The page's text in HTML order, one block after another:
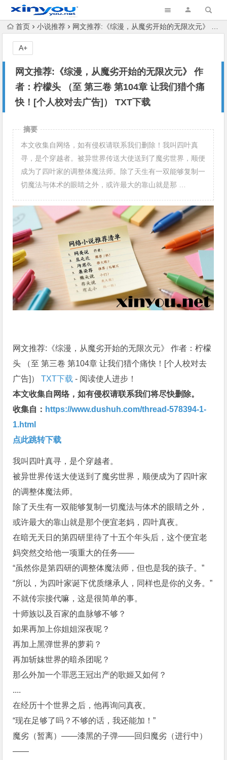
首页 小说推荐 网文推荐:《综漫，从魔劣开始的无限次元》 作者：柠檬头 （至 第三卷 第104章 让我们猎个痛快！[个人校对去广告]） TXT下载
网文推荐:《综漫，从魔劣开始的无限次元》 作
者：柠檬头 （至 第三卷 第104章 让我们猎个痛
快！[个人校对去广告]） TXT下载
A+
摘要
本文收集自网络，如有侵权请联系我们删除！我叫四叶真
寻，是个穿越者。被异世界传送大使送到了魔劣世界，顺便
成为了四叶家的调整体魔法师。除了天生有一双能够复制一
切魔法与体术的眼睛之外，或许最大的靠山就是那 …
网文推荐:《综漫，从魔劣开始的无限次元》 作者：柠檬
头 （至 第三卷 第104章 让我们猎个痛快！[个人校对去
广告]）TXT下载 - 阅读使人进步！
本文收集自网络，如有侵权请联系我们将尽快删除。
收集自： https://www.dushuh.com/thread-578394-1-
1.html
点此跳转下载
我叫四叶真寻，是个穿越者。
被异世界传送大使送到了魔劣世界，顺便成为了四叶家
的调整体魔法师。
除了天生有一双能够复制一切魔法与体术的眼睛之外，
或许最大的靠山就是那个便宜老妈，四叶真夜。
在暗无天日的第四研里待了十五个年头后，这个便宜老
妈突然交给他一项重大的任务——
“虽然你是第四研的调整体魔法师，但也是我的孩子。”
“所以，为四叶家诞下优质继承人，同样也是你的义务。”
不就传宗接代嘛，这是很简单的事。
十师族以及百家的血脉够不够？
如果再加上你姐姐深夜呢？
再加上黑弹世界的萝莉？
再加斩妹世界的暗杀团呢？
那么外加一个罪恶王冠出产的歌姬又如何？
....
在经历十个世界之后，他再询问真夜。
“现在足够了吗？不够的话，我还能加！”
魔劣（暂离）——漆黑的子弹——回归魔劣（进行中）
——